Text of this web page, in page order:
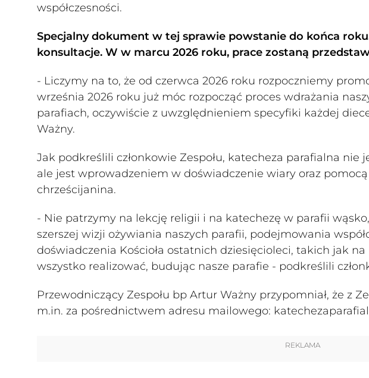
współczesności.
Specjalny dokument w tej sprawie powstanie do końca
konsultacje. W w marcu 2026 roku, prace zostaną
- Liczymy na to, że od czerwca 2026 roku rozpoczniemy
września 2026 roku już móc rozpocząć proces wdrażania
parafiach, oczywiście z uwzględnieniem specyfiki każdej
Ważny.
Jak podkreślili członkowie Zespołu, katecheza parafialna
ale jest wprowadzeniem w doświadczenie wiary oraz
chrześcijanina.
- Nie patrzymy na lekcję religii i na katechezę w parafii
szerszej wizji ożywiania naszych parafii, podejmowania
doświadczenia Kościoła ostatnich dziesięcioleci, takich jak
wszystko realizować, budując nasze parafie - podkreślili
Przewodniczący Zespołu bp Artur Ważny przypomniał, że z
m.in. za pośrednictwem adresu mailowego:
REKLAMA